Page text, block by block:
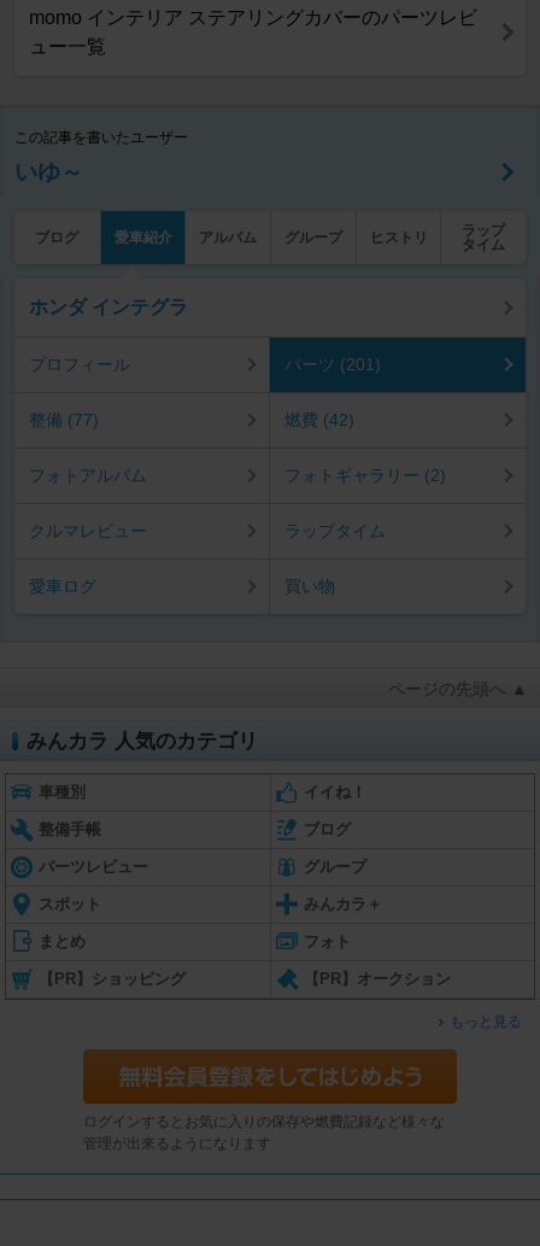
momo インテリア ステアリングカバーのパーツレビ
ュー一覧
この記事を書いたユーザー
いゆ～
ブログ 愛車紹介 アルバム グループ ヒストリ
ラップ
タイム
ホンダ インテグラ
プロフィール パーツ (201)
整備 (77) 燃費 (42)
フォトアルバム フォトギャラリー (2)
クルマレビュー ラップタイム
愛車ログ 買い物
ページの先頭へ ▲
みんカラ 人気のカテゴリ
車種別 イイね！
整備手帳 ブログ
パーツレビュー グループ
スポット みんカラ＋
まとめ フォト
【PR】ショッピング 【PR】オークション
もっと見る
ログインするとお気に入りの保存や燃費記録など様々な
管理が出来るようになります